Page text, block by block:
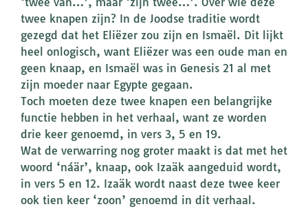
twee knapen zijn? In de Joodse traditie wordt
gezegd dat het Eliëzer zou zijn en Ismaël. Dit lijkt
heel onlogisch, want Eliëzer was een oude man en
geen knaap, en Ismaël was in Genesis 21 al met
zijn moeder naar Egypte gegaan.
Toch moeten deze twee knapen een belangrijke
functie hebben in het verhaal, want ze worden
drie keer genoemd, in vers 3, 5 en 19.
Wat de verwarring nog groter maakt is dat met het
woord ‘náär’, knaap, ook Izaäk aangeduid wordt,
in vers 5 en 12. Izaäk wordt naast deze twee keer
ook tien keer ‘zoon’ genoemd in dit verhaal.